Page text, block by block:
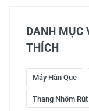
DANH MỤC
THÍCH
Máy Hàn Que
Thang Nhôm Rút